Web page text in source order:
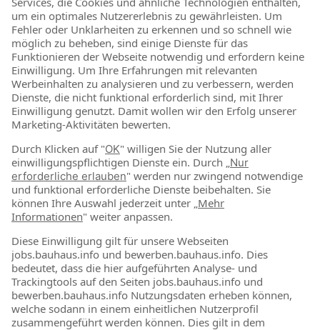
1 2 3 4 33
Zum Kontaktformular
BAUHAUS als Arbeitgeber
Für Schüler & Schulabgänger
Für Studierende & Absolventen
Für Berufseinsteiger & Berufserfahrene
Stellenmarkt
Alle offenen Stellen